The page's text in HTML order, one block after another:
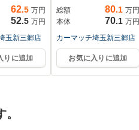
62.5 万円
52.5 万円
玉新三郷店
りに追加
総額 80.1 万円
本体
70.1 万円
カーマッチ埼玉新三郷店
お気に入りに追加